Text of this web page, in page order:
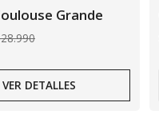
Grande
VER DETALLES